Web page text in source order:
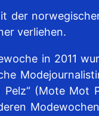
der
verliehen.
in 2011
Pelz“ (Mote Mot